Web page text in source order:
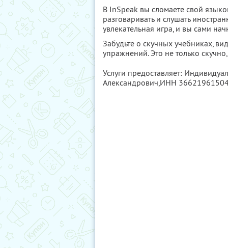
В InSpeak вы сломаете свой
разговаривать и слушать
увлекательная игра, и вы сами
Забудьте о скучных учебниках,
упражнений. Это не только
Услуги предоставляет:
Александрович,ИНН